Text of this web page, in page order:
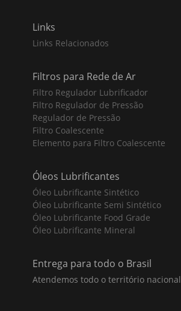
Links
Links Relacionados
Filtros para Rede de Ar
Filtro Regulador Lubrificador
Filtro Regulador de Pressão
Regulador de Pressão
Filtro Coalescente
Elemento para Filtro Coalescente
Óleos Lubrificantes
Óleo Lubrificante Sintético
Óleo Lubrificante Semi Sintético
Óleo Lubrificante Food Grade
Óleo Lubrificante Mineral
Entrega para todo o Brasil
Atendemos todo o território nacional